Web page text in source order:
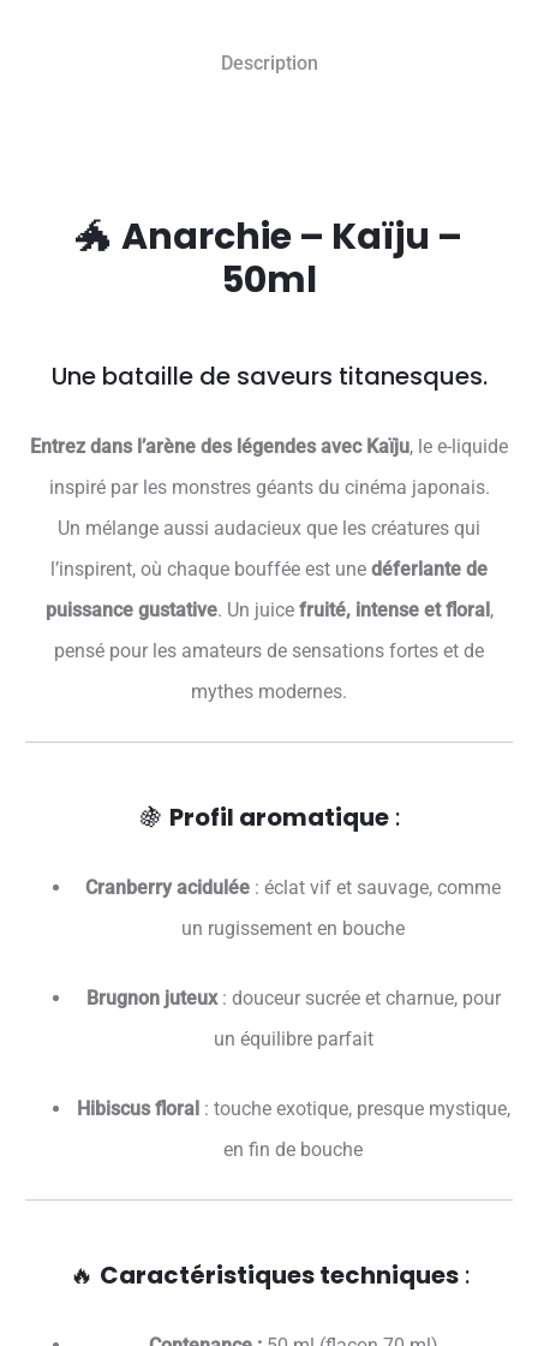
Description
🐲 Anarchie – Kaïju –
50ml
Une bataille de saveurs titanesques.
Entrez dans l’arène des légendes avec Kaïju, le e-liquide
inspiré par les monstres géants du cinéma japonais.
Un mélange aussi audacieux que les créatures qui
l’inspirent, où chaque bouffée est une déferlante de
puissance gustative. Un juice fruité, intense et floral,
pensé pour les amateurs de sensations fortes et de
mythes modernes.
🍇 Profil aromatique:
Cranberry acidulée : éclat vif et sauvage, comme
un rugissement en bouche
Brugnon juteux: douceur sucrée et charnue, pour
un équilibre parfait
Hibiscus floral: touche exotique, presque mystique,
en fin de bouche
🔥 Caractéristiques techniques: